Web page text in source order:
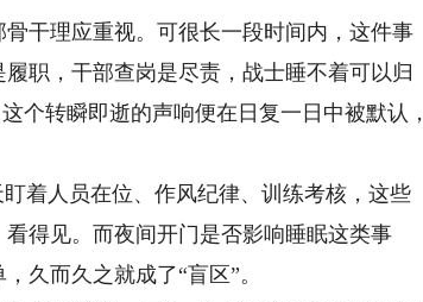
干理应重视。可很长一段时间内，这件事
职，干部查岗是尽责，战士睡不着可以归
个转瞬即逝的声响便在日复一日中被默认，
着人员在位、作风纪律、训练考核，这些
得见。而夜间开门是否影响睡眠这类事
久而久之就成了“盲区”。